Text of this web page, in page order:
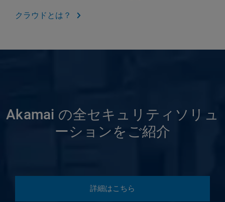
クラウドとは？
Akamai の全セキュリティソリュ
ーションをご紹介
詳細はこちら